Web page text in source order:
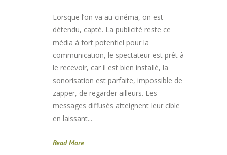
Lorsque l’on va au cinéma, on est
détendu, capté. La publicité reste ce
média à fort potentiel pour la
communication, le spectateur est prêt à
le recevoir, car il est bien installé, la
sonorisation est parfaite, impossible de
zapper, de regarder ailleurs. Les
messages diffusés atteignent leur cible
en laissant...
Read More